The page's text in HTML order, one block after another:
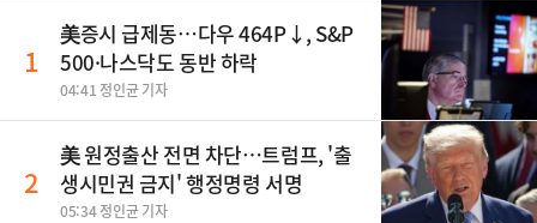
1
美증시 급제동…다우 464P↓, S&P
500·나스닥도 동반 하락
04:41 정인균 기자
2
美 원정출산 전면 차단…트럼프, '출
생시민권 금지' 행정명령 서명
05:34 정인균 기자